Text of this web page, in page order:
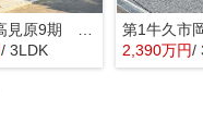
/ 3LDK 2,390万円/